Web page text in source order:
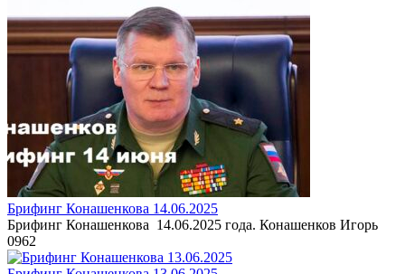
Брифинг Конашенкова 14.06.2025
Брифинг Конашенкова 14.06.2025 года. Конашенков Игорь
0962